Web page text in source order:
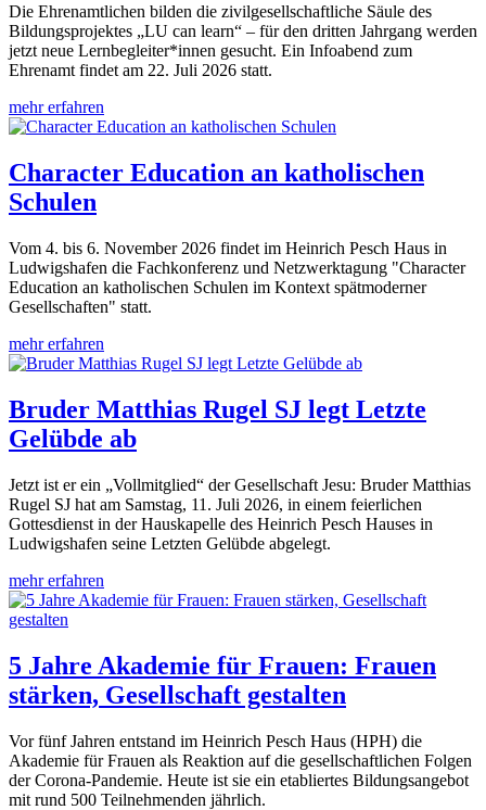
Die Ehrenamtlichen bilden die zivilgesellschaftliche Säule des
Bildungsprojektes „LU can learn“ – für den dritten Jahrgang werden
jetzt neue Lernbegleiter*innen gesucht. Ein Infoabend zum
Ehrenamt findet am 22. Juli 2026 statt.
mehr erfahren
Character Education an katholischen
Schulen
Vom 4. bis 6. November 2026 findet im Heinrich Pesch Haus in
Ludwigshafen die Fachkonferenz und Netzwerktagung "Character
Education an katholischen Schulen im Kontext spätmoderner
Gesellschaften" statt.
mehr erfahren
Bruder Matthias Rugel SJ legt Letzte
Gelübde ab
Jetzt ist er ein „Vollmitglied“ der Gesellschaft Jesu: Bruder Matthias
Rugel SJ hat am Samstag, 11. Juli 2026, in einem feierlichen
Gottesdienst in der Hauskapelle des Heinrich Pesch Hauses in
Ludwigshafen seine Letzten Gelübde abgelegt.
mehr erfahren
5 Jahre Akademie für Frauen: Frauen
stärken, Gesellschaft gestalten
Vor fünf Jahren entstand im Heinrich Pesch Haus (HPH) die
Akademie für Frauen als Reaktion auf die gesellschaftlichen Folgen
der Corona-Pandemie. Heute ist sie ein etabliertes Bildungsangebot
mit rund 500 Teilnehmenden jährlich.